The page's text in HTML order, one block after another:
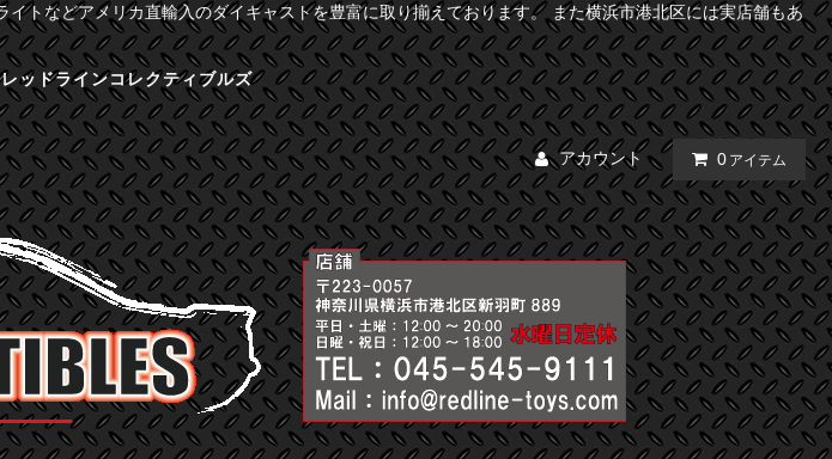
トなどアメリカ直輸入のダイキャストを豊富に取り揃えております。 また横浜市港北区には実店舗もあ
ッドラインコレクティブルズ
アカウント 0 アイテム